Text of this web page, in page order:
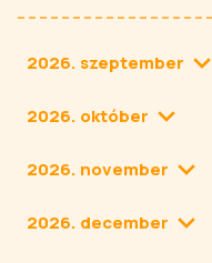
2026. szeptember
2026. október
2026. november
2026. december